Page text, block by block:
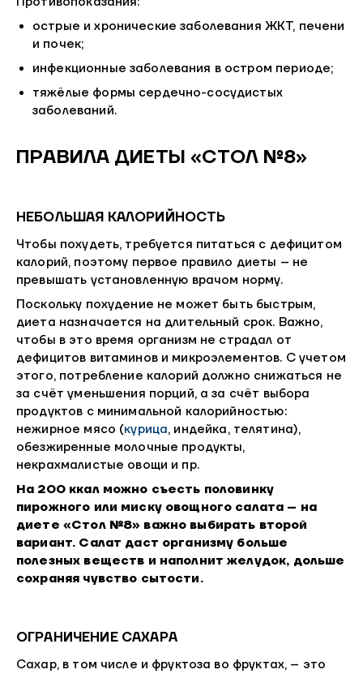
острые и хронические заболевания ЖКТ, печени
и почек;
инфекционные заболевания в остром периоде;
тяжёлые формы сердечно-сосудистых
заболеваний.
ПРАВИЛА ДИЕТЫ «СТОЛ №8»
НЕБОЛЬШАЯ КАЛОРИЙНОСТЬ
Чтобы похудеть, требуется питаться с дефицитом
калорий, поэтому первое правило диеты – не
превышать установленную врачом норму.
Поскольку похудение не может быть быстрым,
диета назначается на длительный срок. Важно,
чтобы в это время организм не страдал от
дефицитов витаминов и микроэлементов. С учетом
этого, потребление калорий должно снижаться не
за счёт уменьшения порций, а за счёт выбора
продуктов с минимальной калорийностью:
нежирное мясо (курица, индейка, телятина),
обезжиренные молочные продукты,
некрахмалистые овощи и пр.
На 200 ккал можно съесть половинку
пирожного или миску овощного салата – на
диете «Стол №8» важно выбирать второй
вариант. Салат даст организму больше
полезных веществ и наполнит желудок, дольше
сохраняя чувство сытости.
ОГРАНИЧЕНИЕ САХАРА
Сахар, в том числе и фруктоза во фруктах, – это